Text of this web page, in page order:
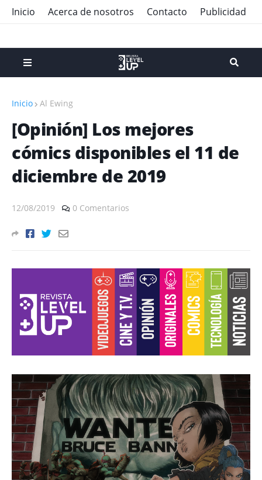
Inicio Acerca de nosotros Contacto Publicidad
Inicio Al Ewing
[Opinión] Los mejores
cómics disponibles el 11 de
diciembre de 2019
12/08/2019 0 Comentarios